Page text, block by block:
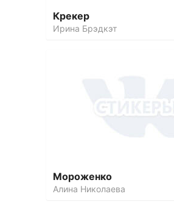
Крекер
Ирина Брэдкэт
Мороженко
Алина Николаева